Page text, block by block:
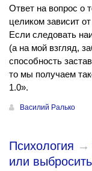
Ответ на вопрос о
целиком зависит
Если следовать
(а на мой взгляд,
способность
то мы получаем
1.0».
Василий Ралько
Психология →
или